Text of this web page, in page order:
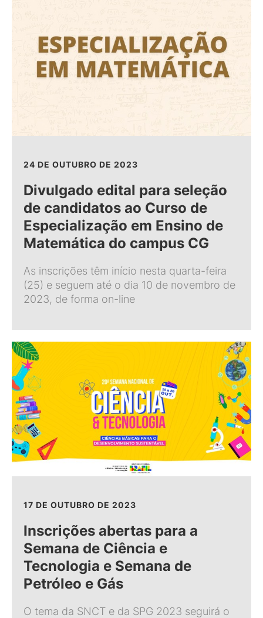
24 DE OUTUBRO DE 2023
Divulgado edital para seleção
de candidatos ao Curso de
Especialização em Ensino de
Matemática do campus CG
As inscrições têm início nesta quarta-feira
(25) e seguem até o dia 10 de novembro de
2023, de forma on-line
17 DE OUTUBRO DE 2023
Inscrições abertas para a
Semana de Ciência e
Tecnologia e Semana de
Petróleo e Gás
O tema da SNCT e da SPG 2023 seguirá o